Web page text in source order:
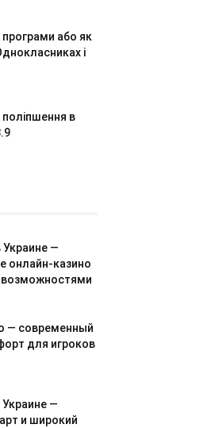
програми або як
і
в
Украине —
онлайн-казино
— современный
для игроков
Украине —
и широкий